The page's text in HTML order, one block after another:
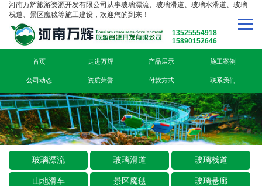
河南万辉旅游资源开发有限公司从事玻璃漂流、玻璃滑道、玻璃水滑道、玻璃
栈道、景区魔毯等施工建设，欢迎您的到来！
13525554918
15890152646
首页 走进万辉 产品展示 施工案例
公司动态 资质荣誉 付款方式 联系我们
玻璃漂流 玻璃滑道 玻璃栈道
山地滑车 景区魔毯 玻璃悬廊